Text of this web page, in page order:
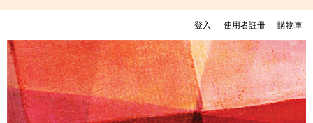
購物車
使用者註冊
登入